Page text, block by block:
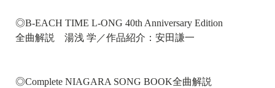
◎B-EACH TIME L-ONG 40th Anniversary Edition
全曲解説 湯浅 学／作品紹介：安田謙一
◎Complete NIAGARA SONG BOOK全曲解説